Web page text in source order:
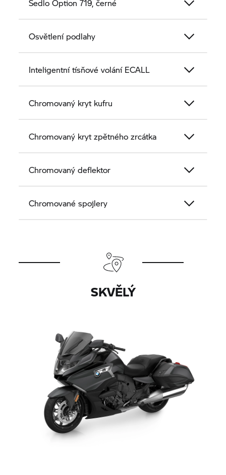
Sedlo Option 719, černé
Osvětlení podlahy
Inteligentní tísňové volání ECALL
Chromovaný kryt kufru
Chromovaný kryt zpětného zrcátka
Chromovaný deflektor
Chromované spojlery
SKVĚLÝ